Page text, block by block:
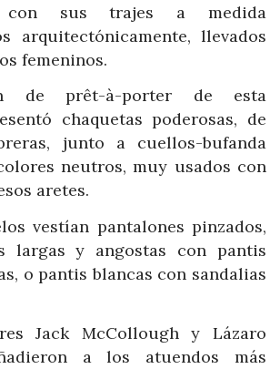
con sus trajes a medida
arquitectónicamente, llevados
femeninos.
de prêt-à-porter de esta
chaquetas poderosas, de
junto a cuellos-bufanda
neutros, muy usados con
aretes.
vestían pantalones pinzados,
largas y angostas con pantis
o pantis blancas con sandalias
Jack McCollough y Lázaro
a los atuendos más